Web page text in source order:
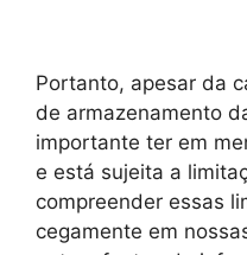
Portanto, apesar da
de armazenamento
importante ter em
e está sujeita a
compreender essas
cegamente em